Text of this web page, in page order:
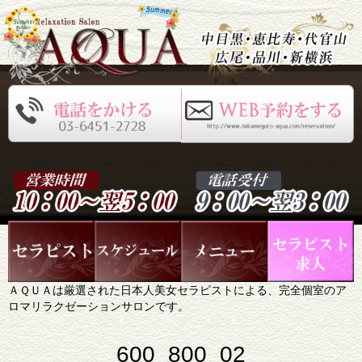
ＡＱＵＡは厳選された日本人美女セラピストによる、完全個室のア
ロマリラクゼーションサロンです。
600_800_02